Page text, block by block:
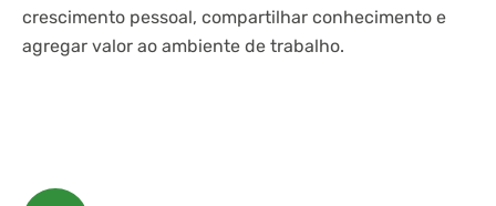
crescimento pessoal, compartilhar conhecimento e
agregar valor ao ambiente de trabalho.